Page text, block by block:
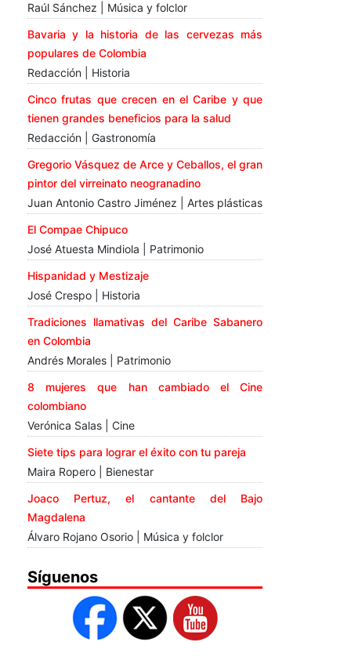
Raúl Sánchez | Música y folclor
Bavaria y la historia de las cervezas más
populares de Colombia
Redacción | Historia
Cinco frutas que crecen en el Caribe y que
tienen grandes beneficios para la salud
Redacción | Gastronomía
Gregorio Vásquez de Arce y Ceballos, el gran
pintor del virreinato neogranadino
Juan Antonio Castro Jiménez | Artes plásticas
El Compae Chipuco
José Atuesta Mindiola | Patrimonio
Hispanidad y Mestizaje
José Crespo | Historia
Tradiciones llamativas del Caribe Sabanero
en Colombia
Andrés Morales | Patrimonio
8 mujeres que han cambiado el Cine
colombiano
Verónica Salas | Cine
Siete tips para lograr el éxito con tu pareja
Maira Ropero | Bienestar
Joaco Pertuz, el cantante del Bajo
Magdalena
Álvaro Rojano Osorio | Música y folclor
Síguenos